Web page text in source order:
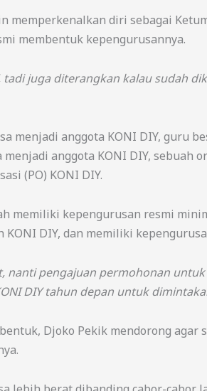
memperkenalkan diri sebagai
membentuk kepengurusannya.
tadi juga diterangkan kalau sudah
menjadi anggota KONI DIY, guru
anggota KONI DIY,
(PO) KONI DIY.
memiliki kepengurusan resmi
DIY, dan memiliki
nanti pengajuan permohonan
DIY tahun depan untuk
Djoko Pekik mendorong